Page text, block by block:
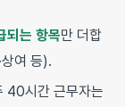
되는 항목만 더합
여 등).
40시간 근무자는